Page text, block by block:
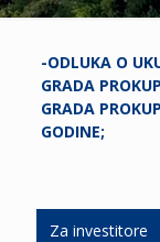
-ODLUKA O
GRADA
GRADA
GODINE;
Za investitore